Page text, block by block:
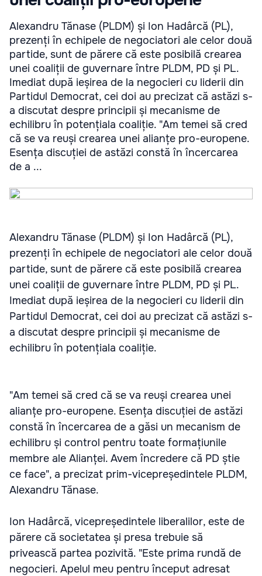
Alexandru Tănase (PLDM) și Ion Hadârcă (PL),
prezenți în echipele de negociatori ale celor două
partide, sunt de părere că este posibilă crearea
unei coaliții de guvernare între PLDM, PD și PL.
Imediat după ieșirea de la negocieri cu liderii din
Partidul Democrat, cei doi au precizat că astăzi s-
a discutat despre principii și mecanisme de
echilibru în potențiala coaliție. "Am temei să cred
că se va reuși crearea unei alianțe pro-europene.
Esența discuției de astăzi constă în încercarea
de a ...
Alexandru Tănase (PLDM) și Ion Hadârcă (PL),
prezenți în echipele de negociatori ale celor două
partide, sunt de părere că este posibilă crearea
unei coaliții de guvernare între PLDM, PD și PL.
Imediat după ieșirea de la negocieri cu liderii din
Partidul Democrat, cei doi au precizat că astăzi s-
a discutat despre principii și mecanisme de
echilibru în potențiala coaliție.
"Am temei să cred că se va reuși crearea unei
alianțe pro-europene. Esența discuției de astăzi
constă în încercarea de a găsi un mecanism de
echilibru și control pentru toate formațiunile
membre ale Alianței. Avem încredere că PD știe
ce face", a precizat prim-vicepreședintele PLDM,
Alexandru Tănase.
Ion Hadârcă, vicepreședintele liberalilor, este de
părere că societatea și presa trebuie să
privească partea pozivită. "Este prima rundă de
negocieri. Apelul meu pentru început adresat